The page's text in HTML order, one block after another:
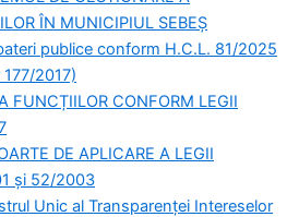
ÎN MUNICIPIUL SEBEȘ
publice conform H.C.L. 81/2025
2017)
FUNCȚIILOR CONFORM LEGII
DE APLICARE A LEGII
și 52/2003
Unic al Transparenței Intereselor